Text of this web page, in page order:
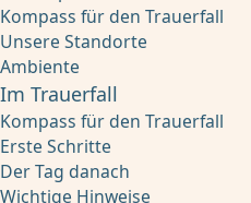
Kompass für den Trauerfall
Unsere Standorte
Ambiente
Im Trauerfall
Kompass für den Trauerfall
Erste Schritte
Der Tag danach
Wichtige Hinweise